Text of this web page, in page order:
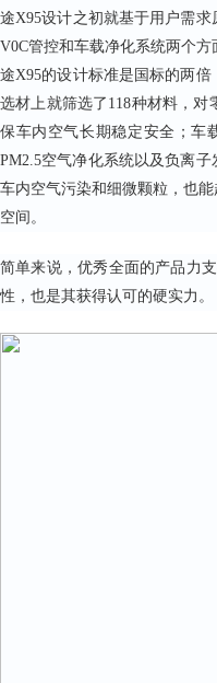
途X95设计之初就基于用户需
V0C管控和车载净化系统两个
途X95的设计标准是国标的两
选材上就筛选了118种材料，对
保车内空气长期稳定安全；车
PM2.5空气净化系统以及负离
车内空气污染和细微颗粒，也
空间。
简单来说，优秀全面的产品力
性，也是其获得认可的硬实力。